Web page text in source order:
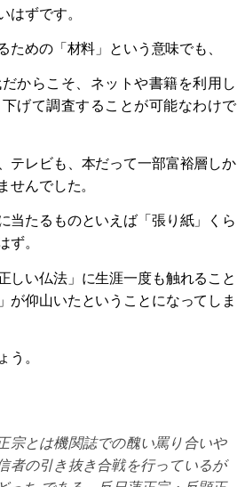
はずです。
ための「材料」という意味でも、
からこそ、ネットや書籍を利用し
げて調査することが可能なわけで
テレビも、本だって一部富裕層しか
せんでした。
当たるものといえば「張り紙」くら
ず。
しい仏法」に生涯一度も触れること
が仰山いたということになってしま
う。
宗とは機関誌での醜い罵り合いや
者の引き抜き合戦を行っているが